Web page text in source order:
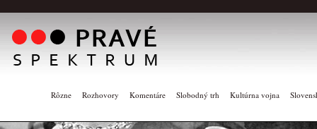
Rôzne Rozhovory Komentáre Slobodný trh Kultúrna vojna